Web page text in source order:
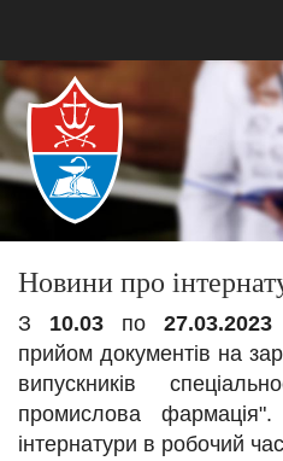
Новини про
З 10.03 по 27.03.2023
прийом документів на
випускників
промислова
інтернатури в робочий